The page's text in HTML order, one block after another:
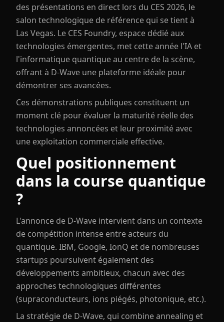
des présentations en direct lors du CES 2026, le
salon technologique de référence qui se tient à
Las Vegas. Le CES Foundry, espace dédié aux
technologies émergentes, met cette année l'IA et
l'informatique quantique au centre de la scène,
offrant à D-Wave une plateforme idéale pour
démontrer ses avancées.
Ces démonstrations publiques constituent un
moment clé pour évaluer la maturité réelle des
technologies annoncées et leur proximité avec
une exploitation commerciale effective.
Quel positionnement
dans la course quantique
?
L'annonce de D-Wave intervient dans un contexte
de compétition intense entre acteurs du
quantique. IBM, Google, IonQ et de nombreuses
startups poursuivent également des
développements ambitieux, chacun avec des
approches technologiques différentes
(supraconducteurs, ions piégés, photonique, etc.).
La stratégie de D-Wave, qui combine annealing et